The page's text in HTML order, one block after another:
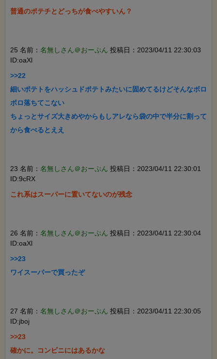
普通のポテチとどっちが食べやすいん？
25 名前： 名無しさん＠おーぷん 投稿日：2023/04/11 22:30:03
ID:oaXl
>>22
細いポテトをハッシュドポテトみたいに固めてるけどそんなボロ
ボロ落ちてこない
ちょっとサイズ大きめやからもしアレなら袋の中で半分に割って
から食べるとええ
23 名前： 名無しさん＠おーぷん 投稿日：2023/04/11 22:30:01
ID:9cRX
これ系はスーパーに置いてないのが残念
26 名前： 名無しさん＠おーぷん 投稿日：2023/04/11 22:30:04
ID:oaXl
>>23
ワイスーパーで買ったぞ
27 名前： 名無しさん＠おーぷん 投稿日：2023/04/11 22:30:05
ID:jboj
>>23
確かに。コンビニにはあるかな